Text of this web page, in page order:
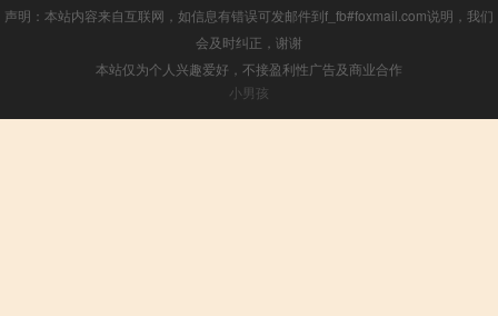
声明：本站内容来自互联网，如信息有错误可发邮件到f_fb#foxmail.com说明，我们
会及时纠正，谢谢
本站仅为个人兴趣爱好，不接盈利性广告及商业合作
小男孩